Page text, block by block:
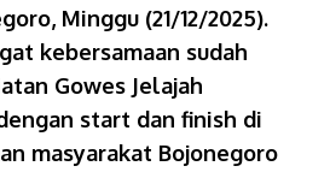
Minggu (21/12/2025).
kebersamaan sudah
Gowes Jelajah
start dan finish di
masyarakat Bojonegoro